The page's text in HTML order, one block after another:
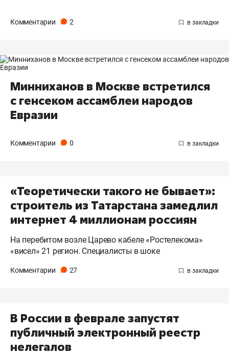
Комментарии 2
Минниханов в Москве встретился
с генсеком ассамблеи народов
Евразии
Комментарии 0
«Теоретически такого не бывает»:
строитель из Татарстана замедлил
интернет 4 миллионам россиян
На перебитом возле Царево кабеле «Ростелекома»
«висел» 21 регион. Специалисты в шоке
Комментарии 27
В России в феврале запустят
публичный электронный реестр
нелегалов